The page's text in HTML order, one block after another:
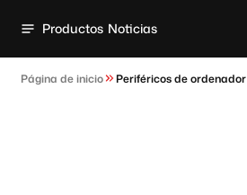
Productos Noticias
Página de inicio Periféricos de ordenador